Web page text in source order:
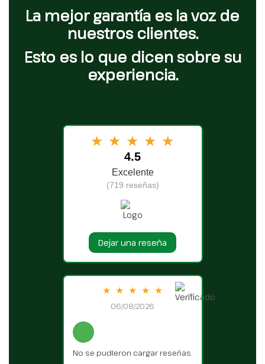
La mejor garantía es la voz de
nuestros clientes.
Esto es lo que dicen sobre su
experiencia.
★ ★ ★ ★ ★
4.5
Excelente
(719 reseñas)
Dejar una reseña
★ ★ ★ ★ ★
06/08/2026
No se pudieron cargar reseñas.